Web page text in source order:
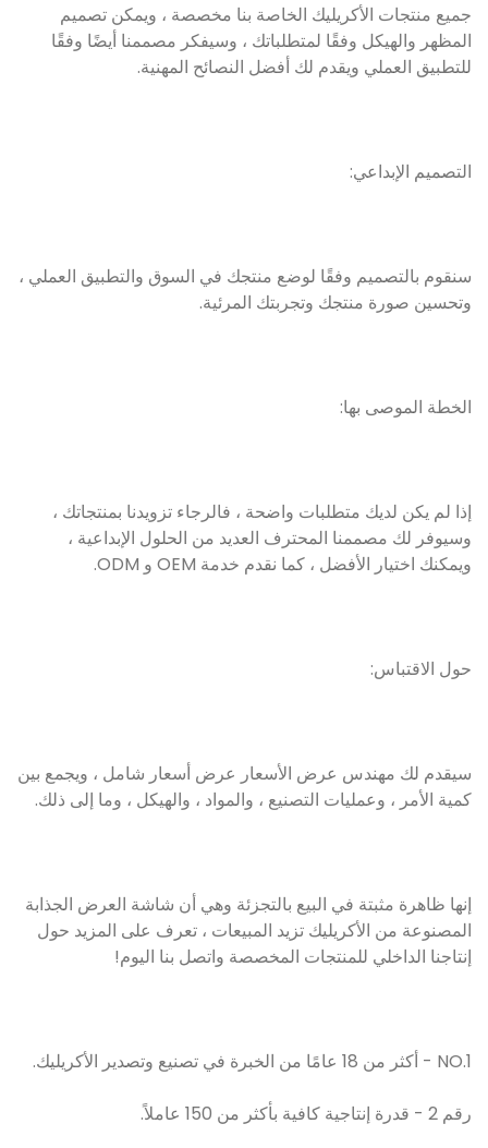
جميع منتجات الأكريليك الخاصة بنا مخصصة ، ويمكن تصميم
المظهر والهيكل وفقًا لمتطلباتك ، وسيفكر مصممنا أيضًا وفقًا
للتطبيق العملي ويقدم لك أفضل النصائح المهنية.
التصميم الإبداعي:
سنقوم بالتصميم وفقًا لوضع منتجك في السوق والتطبيق العملي ،
وتحسين صورة منتجك وتجربتك المرئية.
الخطة الموصى بها:
إذا لم يكن لديك متطلبات واضحة ، فالرجاء تزويدنا بمنتجاتك ،
وسيوفر لك مصممنا المحترف العديد من الحلول الإبداعية ،
ويمكنك اختيار الأفضل ، كما نقدم خدمة OEM و ODM.
حول الاقتباس:
سيقدم لك مهندس عرض الأسعار عرض أسعار شامل ، ويجمع بين
كمية الأمر ، وعمليات التصنيع ، والمواد ، والهيكل ، وما إلى ذلك.
إنها ظاهرة مثبتة في البيع بالتجزئة وهي أن شاشة العرض الجذابة
المصنوعة من الأكريليك تزيد المبيعات ، تعرف على المزيد حول
إنتاجنا الداخلي للمنتجات المخصصة واتصل بنا اليوم!
NO.1 - أكثر من 18 عامًا من الخبرة في تصنيع وتصدير الأكريليك.
رقم 2 - قدرة إنتاجية كافية بأكثر من 150 عاملاً.